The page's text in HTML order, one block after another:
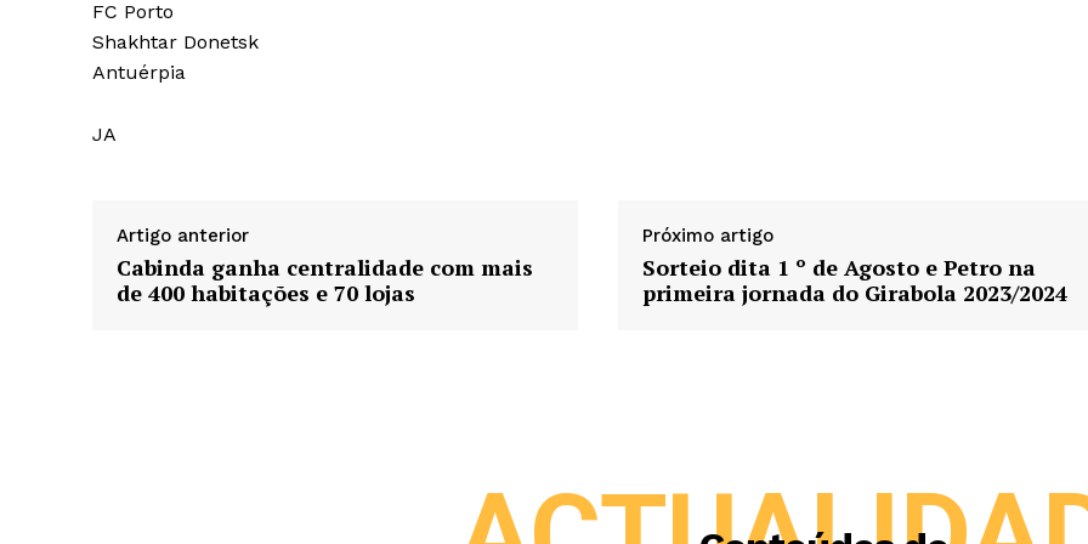
FC Porto
Shakhtar Donetsk
Antuérpia
JA
Artigo anterior
Cabinda ganha centralidade com mais
de 400 habitações e 70 lojas
Próximo artigo
Sorteio dita 1 º de Agosto e Petro na
primeira jornada do Girabola 2023/2024